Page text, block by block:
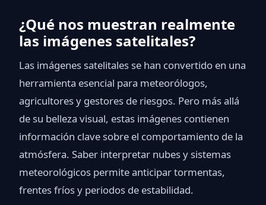
¿Qué nos muestran realmente
las imágenes satelitales?
Las imágenes satelitales se han convertido en una
herramienta esencial para meteorólogos,
agricultores y gestores de riesgos. Pero más allá
de su belleza visual, estas imágenes contienen
información clave sobre el comportamiento de la
atmósfera. Saber interpretar nubes y sistemas
meteorológicos permite anticipar tormentas,
frentes fríos y periodos de estabilidad.